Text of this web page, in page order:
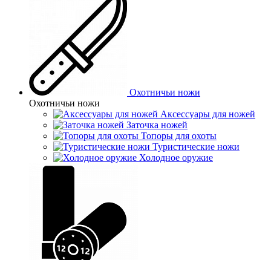
Охотничьи ножи
Охотничьи ножи
Аксессуары для ножей
Заточка ножей
Топоры для охоты
Туристические ножи
Холодное оружие